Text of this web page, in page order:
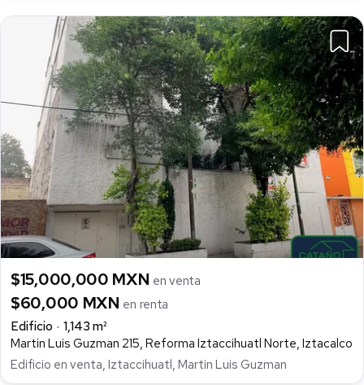
$15,000,000 MXN en venta
$60,000 MXN en renta
Edificio
1,143 m²
Martin Luis Guzman 215, Reforma Iztaccihuatl Norte, Iztacalco
Edificio en venta, Iztaccihuatl, Martin Luis Guzman